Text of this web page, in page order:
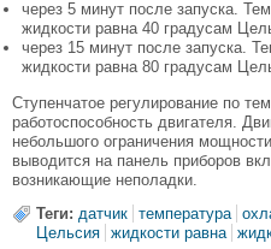
через 5 минут после запуска.
жидкости равна 40 градусам
через 15 минут после запуска.
жидкости равна 80 градусам
Ступенчатое регулирование по
работоспособность двигателя.
небольшого ограничения
выводится на панель приборов
возникающие неполадки.
Теги: датчик температура
Цельсия жидкости равна